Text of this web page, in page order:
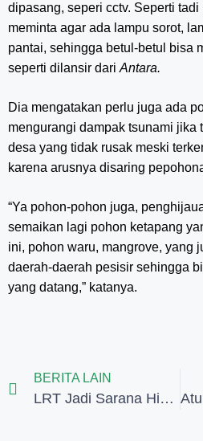
dipasang, seperi cctv. Seperti
meminta agar ada lampu sorot,
pantai, sehingga betul-betul bisa
seperti dilansir dari Antara.
Dia mengatakan perlu juga ada
mengurangi dampak tsunami jika
desa yang tidak rusak meski
karena arusnya disaring
“Ya pohon-pohon juga,
semaikan lagi pohon ketapang
ini, pohon waru, mangrove, yang
daerah-daerah pesisir sehingga
yang datang,” katanya.
BERITA LAIN
LRT Jadi Sarana Hiburan Baru Masyarakat Sumsel